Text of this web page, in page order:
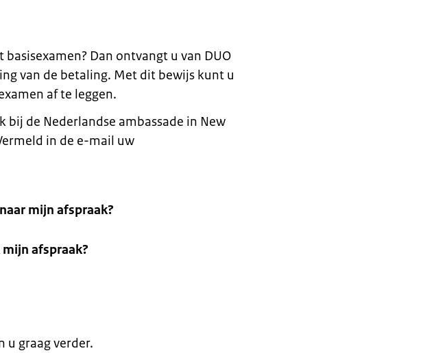
Dan ontvangt u van DUO
van de betaling. Met dit bewijs kunt u
af te leggen.
bij de Nederlandse ambassade in New
in de e-mail uw
mijn afspraak?
afspraak?
u graag verder.